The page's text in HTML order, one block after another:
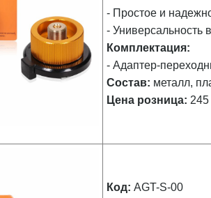
- Простое и
- Универсальность
Комплектация:
- Адаптер-
Состав: металл,
Цена розница: 245
Код: AGT-S-00